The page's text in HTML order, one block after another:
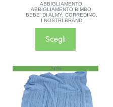
ABBIGLIAMENTO,
ABBIGLIAMENTO BIMBO,
BEBE' DI ALMY,CORREDINO
I NOSTRI BRAND
Scegli
-50%